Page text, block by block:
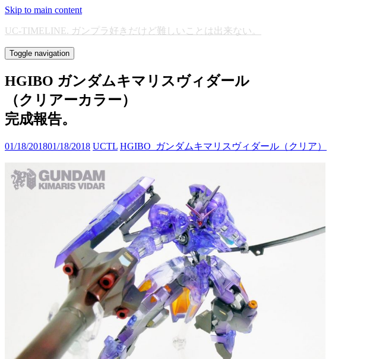
Skip to main content
UC-TIMELINE. ガンプラ好きだけど難しいことは出来ない。
Toggle navigation
HGIBO ガンダムキマリスヴィダール
（クリアーカラー）
完成報告。
01/18/201801/18/2018 UCTL HGIBO_ガンダムキマリスヴィダール（クリア）